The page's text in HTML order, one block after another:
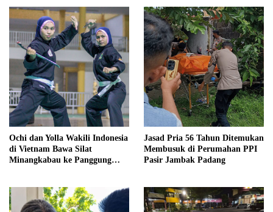
Ochi dan Yolla Wakili Indonesia
di Vietnam Bawa Silat
Minangkabau ke Panggung
Jasad Pria 56 Tahun Ditemukan
Membusuk di Perumahan PPI
Pasir Jambak Padang